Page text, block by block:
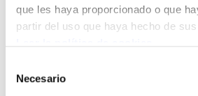
que les haya proporcionado o que
partir del uso que haya hecho de
Necesario
Bideo hau ikusi ahal izateko
behar dituzu.
Entrevista en TeleBilbao a
secretario general del sindicato